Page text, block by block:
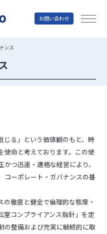
丸善雄松堂
お問い合わせ
ンス
じる」という価値観のもと、時
使命と考えております。この使
つ迅速・適格な経営により、
コーポレート・ガバナンスの基
徹底と健全で倫理的な態度・
堂コンプライアンス指針」を定
の整備および充実に継続的に取